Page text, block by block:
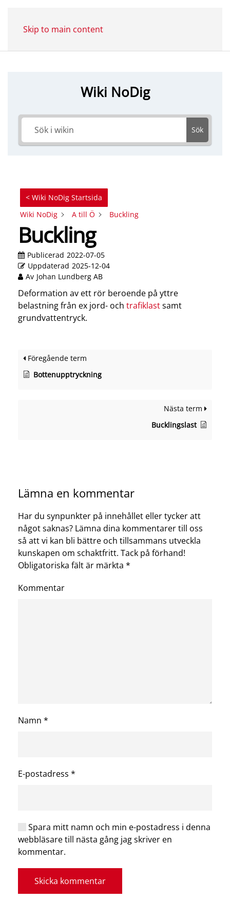
Skip to main content
Wiki NoDig
Sök
< Wiki NoDig Startsida
Wiki NoDig
A till Ö Buckling
Buckling
Publicerad 2022-07-05
Uppdaterad 2025-12-04
Av Johan Lundberg AB
Deformation av ett rör beroende på yttre
belastning från ex jord- och trafiklastsamt
grundvattentryck.
Föregående term
Bottenupptryckning
Nästa term
Bucklingslast
Lämna en kommentar
Har du synpunkter på innehållet eller tycker att
något saknas? Lämna dina kommentarer till oss
så att vi kan bli bättre och tillsammans utveckla
kunskapen om schaktfritt. Tack på förhand!
Obligatoriska fält är märkta *
Kommentar
Namn *
E-postadress *
Spara mitt namn och min e-postadress i denna
webbläsare till nästa gång jag skriver en
kommentar.
Skicka kommentar